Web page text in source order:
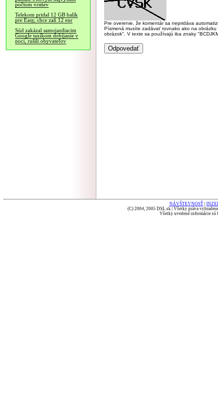
počtom vrstiev
Telekom pridal 12 GB balík
pre Easy, chce zaň 12 eur
Súd zakázal samojazdiacim
Google taxíkom dobíjanie v
noci, rušili obyvateľov
Pre overenie, že komentár sa nepridáva
Písmená musíte zadávať rovnako ako na
obrázok". V texte sa používajú iba znaky
NÁVŠTEVNOSŤ
(C) 2004, 2005 DSL.sk | Všetky práva
Všetky uvedené informácie sú